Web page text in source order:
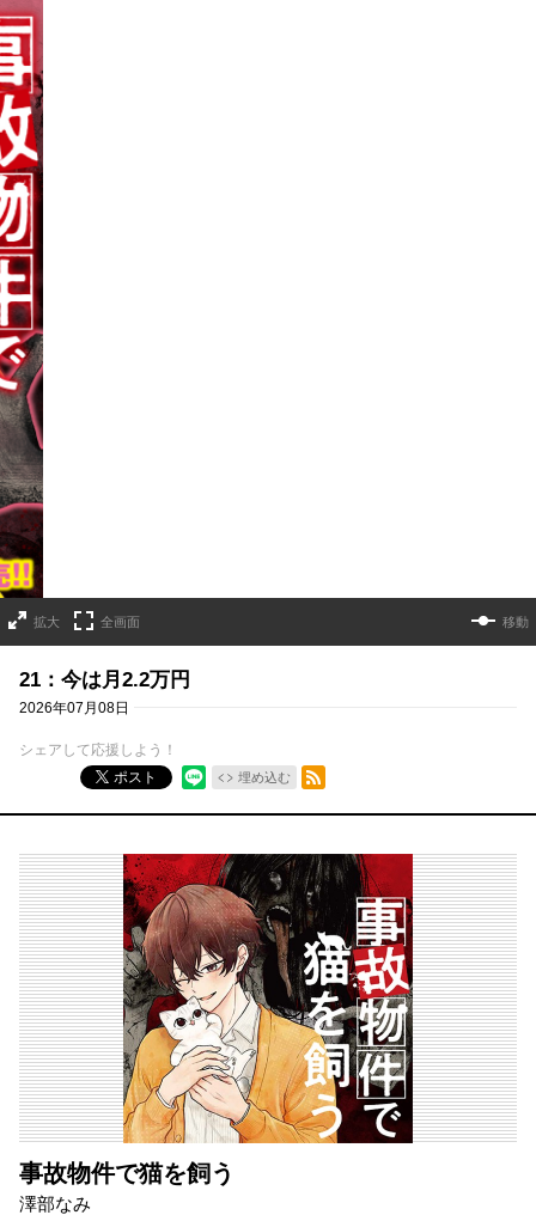
拡大 全画面 移動
21：今は月2.2万円
2026年07月08日
シェアして応援しよう！
ポスト
埋め込む
RSSフィード
事故物件で猫を飼う
澤部なみ